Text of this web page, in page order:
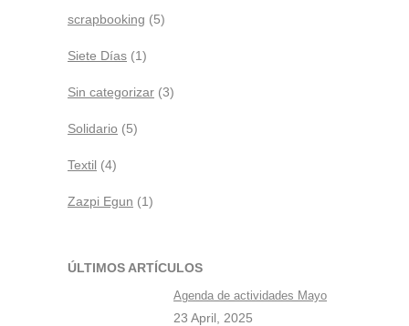
scrapbooking (5)
Siete Días (1)
Sin categorizar (3)
Solidario (5)
Textil (4)
Zazpi Egun (1)
ÚLTIMOS ARTÍCULOS
Agenda de actividades Mayo
23 April, 2025